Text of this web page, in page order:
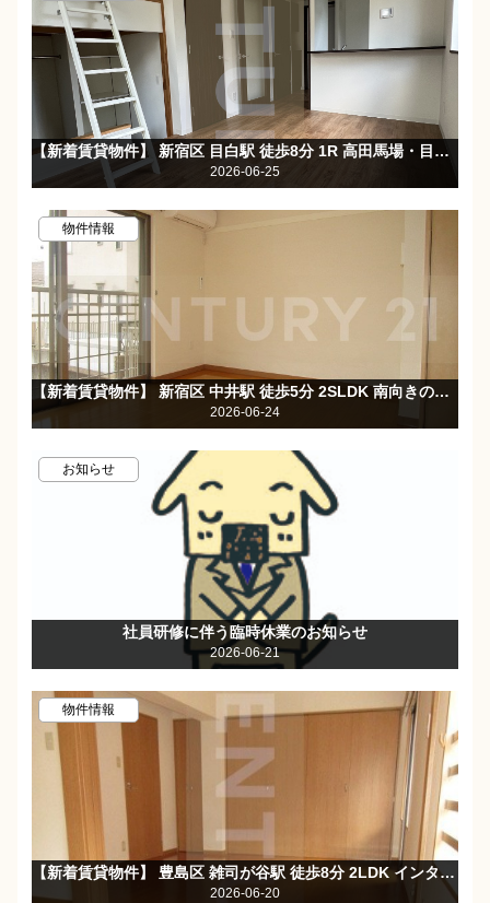
【新着賃貸物件】 新宿区 目白駅 徒歩8分 1R 高田馬場・目白2駅利用可☆おとめ山公園近くの閑静な住宅街☆
2026-06-25
物件情報
【新着賃貸物件】 新宿区 中井駅 徒歩5分 2SLDK 南向きの明るい住空間が魅力です。追焚機能付き浴室☆対面式キッチン☆エアコン3基設置など設備充実。
2026-06-24
お知らせ
社員研修に伴う臨時休業のお知らせ
2026-06-21
物件情報
【新着賃貸物件】 豊島区 雑司が谷駅 徒歩8分 2LDK インターネット無料♪浴室乾燥機・追焚機能付きバスなど設備充実☆
2026-06-20